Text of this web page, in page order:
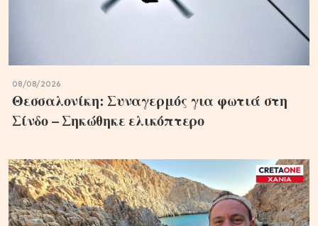
08/08/2026
Θεσσαλονίκη: Συναγερμός για φωτιά στη
Σίνδο – Σηκώθηκε ελικόπτερο